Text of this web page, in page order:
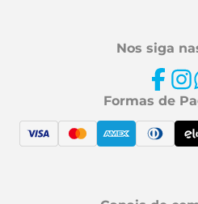
Nos siga
Formas de